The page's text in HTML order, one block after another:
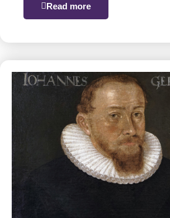
Read more